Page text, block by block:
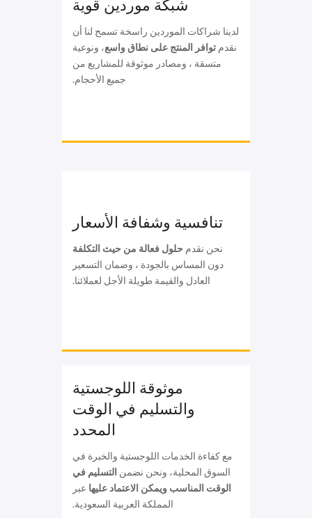
شبكة موردين قوية
لدينا شراكات الموردين راسخة تسمح لنا أن
نقدم توافر المنتج على نطاق واسع، ونوعية
متسقة ، ومصادر موثوقة للمشاريع من
جميع الأحجام.
تنافسية وشفافة الأسعار
نحن نقدم حلول فعالة من حيث التكلفة
دون المساس بالجودة ، وضمان التسعير
العادل والقيمة طويلة الأجل لعملائنا.
موثوقة اللوجستية
والتسليم في الوقت
المحدد
مع كفاءة الخدمات اللوجستية والخبرة في
السوق المحلية، ونحن نضمن التسليم في
الوقت المناسب ويمكن الاعتماد عليها عبر
المملكة العربية السعودية.